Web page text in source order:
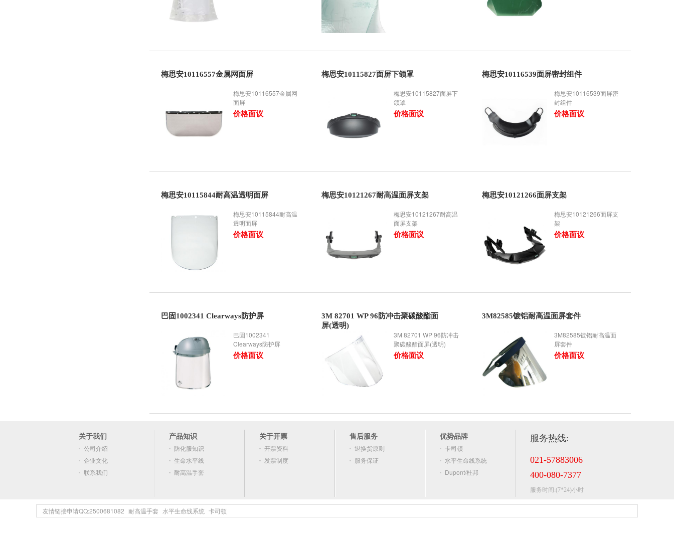
梅思安10116557金属网面屏
梅思安10116557金属网
面屏
价格面议
梅思安10115827面屏下颌罩
梅思安10115827面屏下
颌罩
价格面议
梅思安10116539面屏密封组件
梅思安10116539面屏密
封组件
价格面议
梅思安10115844耐高温透明面屏
梅思安10115844耐高温
透明面屏
价格面议
梅思安10121267耐高温面屏支架
梅思安10121267耐高温
面屏支架
价格面议
梅思安10121266面屏支架
梅思安10121266面屏支
架
价格面议
巴固1002341 Clearways防护屏
巴固1002341
Clearways防护屏
价格面议
3M 82701 WP 96防冲击聚碳酸酯面
屏(透明)
3M 82701 WP 96防冲击
聚碳酸酯面屏(透明)
价格面议
3M82585镀铝耐高温面屏套件
3M82585镀铝耐高温面
屏套件
价格面议
关于我们
公司介绍
企业文化
联系我们
产品知识
防化服知识
生命水平线
耐高温手套
关于开票
开票资料
发票制度
售后服务
退换货原则
服务保证
优势品牌
卡司顿
水平生命线系统
Dupont/杜邦
服务热线:
021-57883006
400-080-7377
服务时间:(7*24)小时
友情链接申请QQ:2500681082 耐高温手套 水平生命线系统 卡司顿